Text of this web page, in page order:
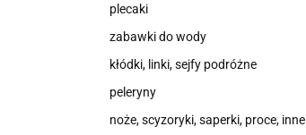
plecaki
zabawki do wody
kłódki, linki, sejfy podróżne
peleryny
noże, scyzoryki, saperki, proce, inne